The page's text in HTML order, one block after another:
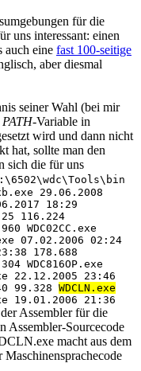
für die
uns interessant: einen
auch eine fast 100-seitige
aber diesmal
seiner Wahl (bei mir
PATH-Variable in
wird und dann nicht
hat, sollte man den
sich die für uns
29.06.2008
18:29
116.224
WDC02CC.exe
07.02.2006 02:24
178.688
WDC816OP.exe
22.12.2005 23:46
99.328 WDCLN.exe
19.01.2006 21:36
Assembler für die
Assembler-Sourcecode
macht aus dem